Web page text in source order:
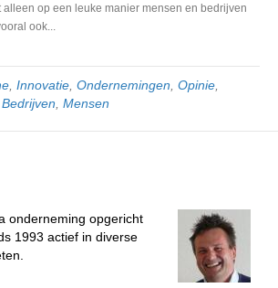
alleen op een leuke manier mensen en bedrijven
ook...
Innovatie Ondernemingen Opinie
Bedrijven Mensen
onderneming opgericht
1993 actief in diverse